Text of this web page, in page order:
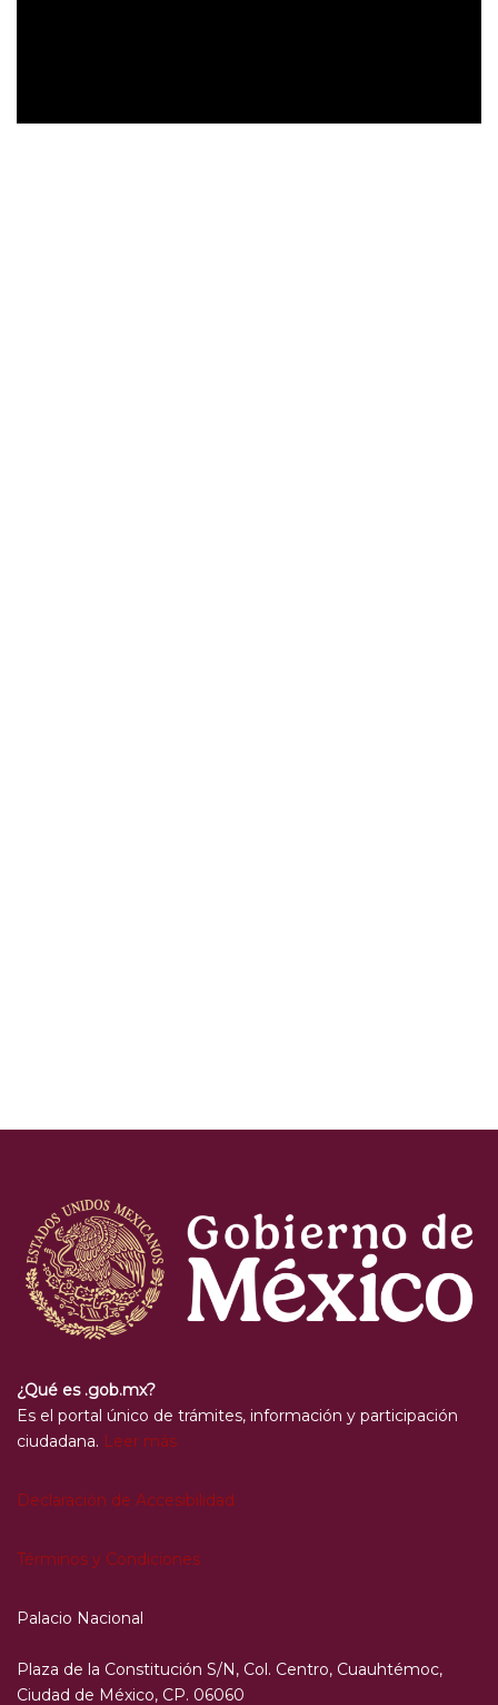
¿Qué es .gob.mx?
Es el portal único de trámites, información y participación
ciudadana. Leer más
Declaración de Accesibilidad
Términos y Condiciones
Palacio Nacional
Plaza de la Constitución S/N, Col. Centro, Cuauhtémoc,
Ciudad de México, CP. 06060